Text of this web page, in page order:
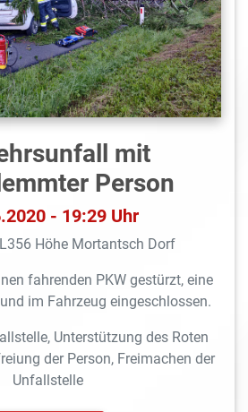
mit
Person
- 19:29 Uhr
Höhe Mortantsch Dorf
fahrenden PKW gestürzt, eine
im Fahrzeug eingeschlossen.
Unterstützung des Roten
der Person, Freimachen der
Unfallstelle